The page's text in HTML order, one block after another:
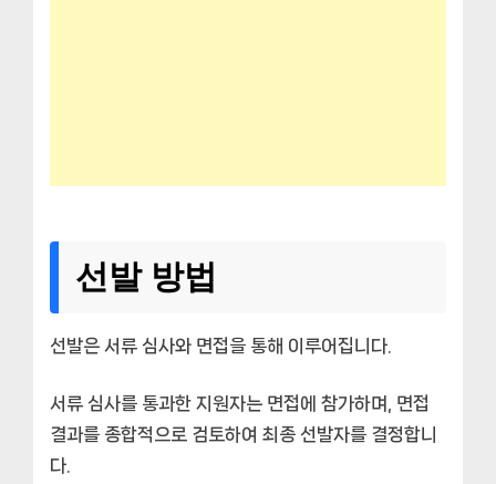
선발 방법
선발은 서류 심사와 면접을 통해 이루어집니다.
서류 심사를 통과한 지원자는 면접에 참가하며, 면접
결과를 종합적으로 검토하여 최종 선발자를 결정합니
다.